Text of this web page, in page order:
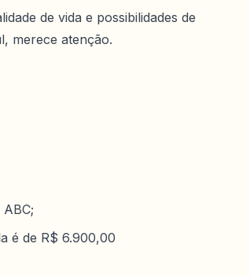
de vida e possibilidades de
merece atenção.
é de R$ 6.900,00